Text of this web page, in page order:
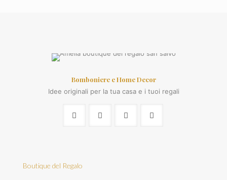
Bomboniere e Home Decor
Idee originali per la tua casa e i tuoi regali
Boutique del Regalo